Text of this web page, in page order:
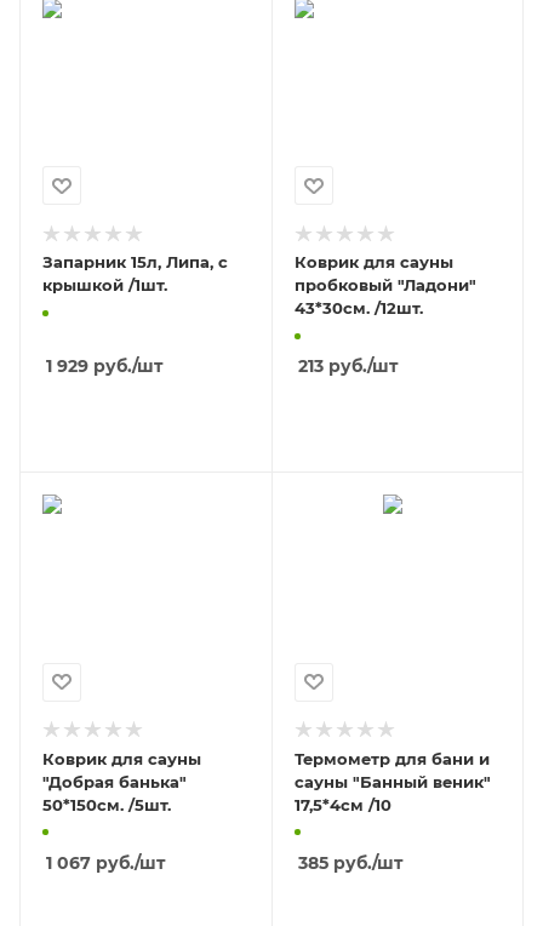
Запарник 15л, Липа, с
крышкой /1шт.
1 929 руб./шт
Коврик для сауны
пробковый "Ладони"
43*30см. /12шт.
213руб./шт
Коврик для сауны
"Добрая банька"
50*150см. /5шт.
1 067 руб./шт
Термометр для бани и
сауны "Банный веник"
17,5*4см /10
385руб./шт